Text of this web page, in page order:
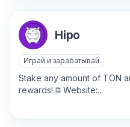
Hipo
Играй и зарабатывай
Stake any amount of TON
rewards! 🌐 Website:...